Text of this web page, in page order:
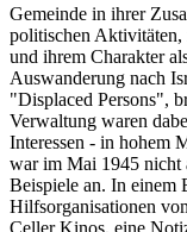
Gemeinde in ihrer
politischen Aktivitäten,
und ihrem Charakter
Auswanderung nach
"Displaced Persons",
Verwaltung waren
Interessen - in hohem
war im Mai 1945 nicht
Beispiele an. In einem
Hilfsorganisationen